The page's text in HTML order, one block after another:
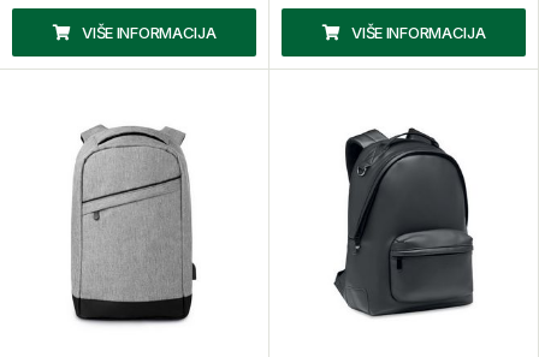
VIŠE INFORMACIJA VIŠE INFORMACIJA